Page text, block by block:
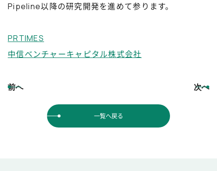
Pipeline以降の研究開発を進めて参ります。
PRTIMES
中信ベンチャーキャピタル株式会社
前へ 次へ
一覧へ戻る